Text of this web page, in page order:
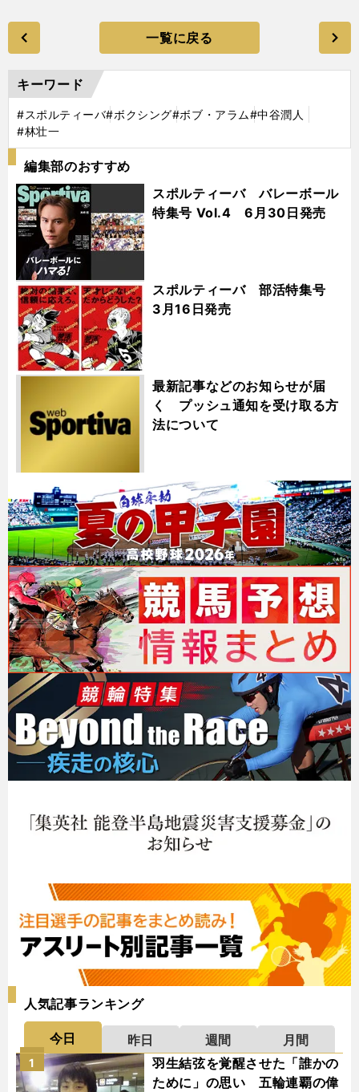
一覧に戻る
キーワード
#スポルティーバ#ボクシング#ボブ・アラム#中谷潤人
#林壮一
編集部のおすすめ
スポルティーバ バレーボール
特集号 Vol.4 6月30日発売
スポルティーバ 部活特集号
3月16日発売
最新記事などのお知らせが届
く プッシュ通知を受け取る方
法について
人気記事ランキング
今日 昨日 週間
月間
羽生結弦を覚醒させた「誰かの
ために」の思い 五輪連覇の偉
1